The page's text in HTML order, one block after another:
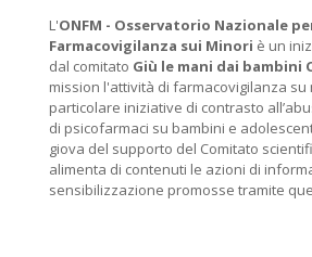
L'ONFM - Osservatorio Nazionale
Farmacovigilanza sui Minori è un
dal comitato Giù le mani dai bambini
mission l'attività di farmacovigilanza su
particolare iniziative di contrasto
di psicofarmaci su bambini e
giova del supporto del Comitato
alimenta di contenuti le azioni di
sensibilizzazione promosse tramite